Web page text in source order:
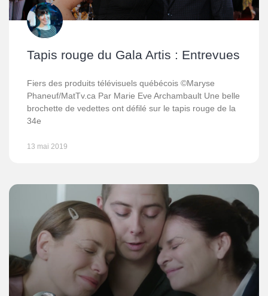
Tapis rouge du Gala Artis : Entrevues
Fiers des produits télévisuels québécois ©Maryse
Phaneuf/MatTv.ca Par Marie Eve Archambault Une belle
brochette de vedettes ont défilé sur le tapis rouge de la
34e
13 mai 2019